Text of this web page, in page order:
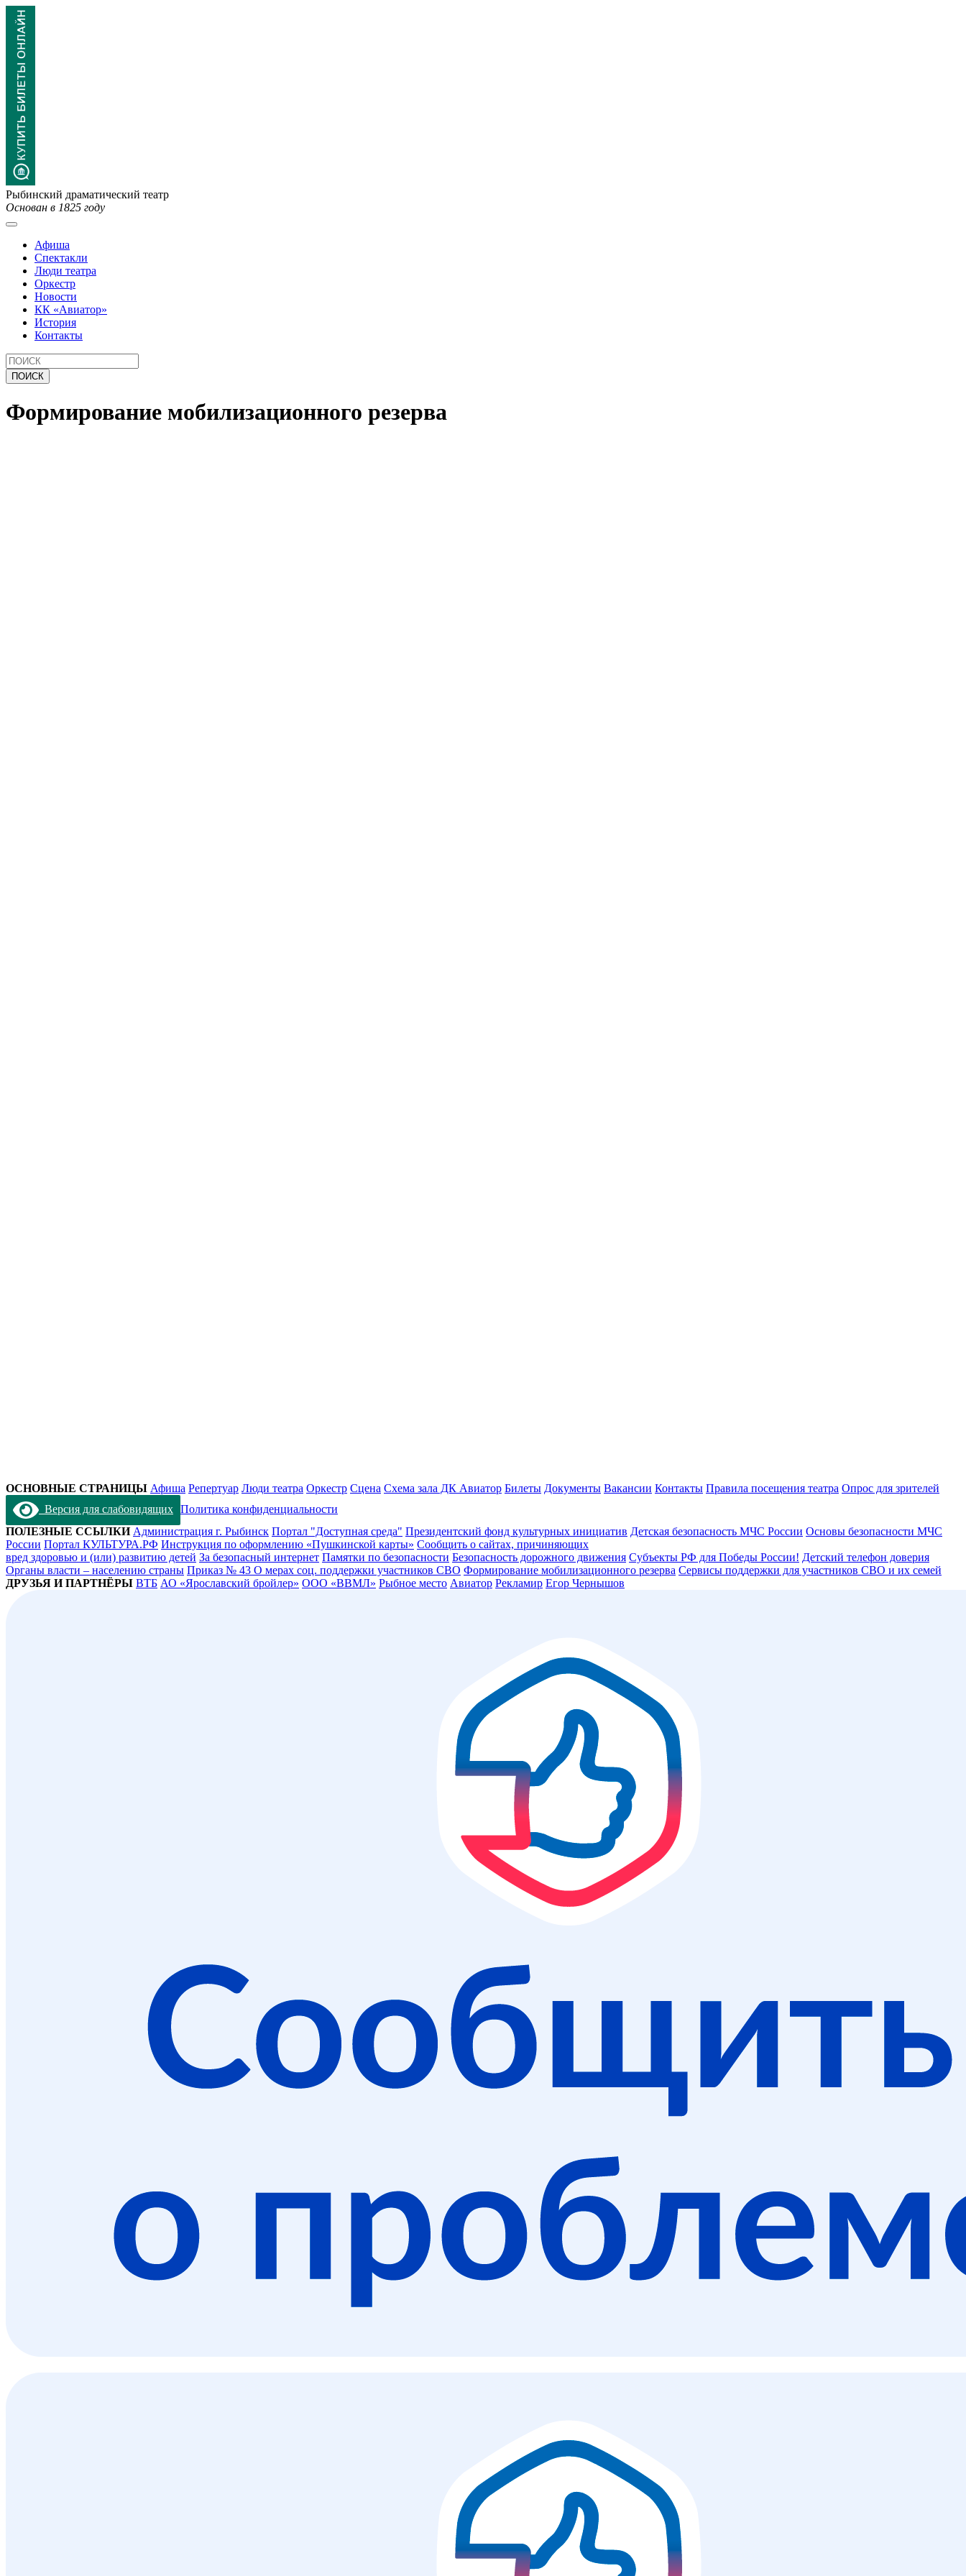
Рыбинский драматический театр
Основан в 1825 году
Афиша
Спектакли
Люди театра
Оркестр
Новости
КК «Авиатор»
История
Контакты
Формирование мобилизационного резерва
ОСНОВНЫЕ СТРАНИЦЫ Афиша Репертуар Люди театра Оркестр Сцена Схема зала ДК Авиатор Билеты Документы Вакансии Контакты Правила посещения театра Опрос для зрителей
Версия для слабовидящих Политика конфиденциальности
ПОЛЕЗНЫЕ ССЫЛКИ Администрация г. Рыбинск Портал "Доступная среда" Президентский фонд культурных инициатив Детская безопасность МЧС России Основы безопасности МЧС
России Портал КУЛЬТУРА.РФ Инструкция по оформлению «Пушкинской карты» Сообщить о сайтах, причиняющих
вред здоровью и (или) развитию детей За безопасный интернет Памятки по безопасности Безопасность дорожного движения Субъекты РФ для Победы России! Детский телефон доверия
Органы власти – населению страны Приказ № 43 О мерах соц. поддержки участников СВО Формирование мобилизационного резерва Сервисы поддержки для участников СВО и их семей
ДРУЗЬЯ И ПАРТНЁРЫ ВТБ АО «Ярославский бройлер» ООО «ВВМЛ» Рыбное место Авиатор Рекламир Егор Чернышов